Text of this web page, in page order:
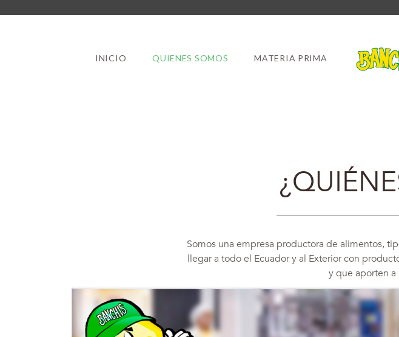
INICIO QUIENES SOMOS MATERIA PRIMA
Somos una empresa productora de alimentos,
llegar a todo el Ecuador y al Exterior con
y que aporten